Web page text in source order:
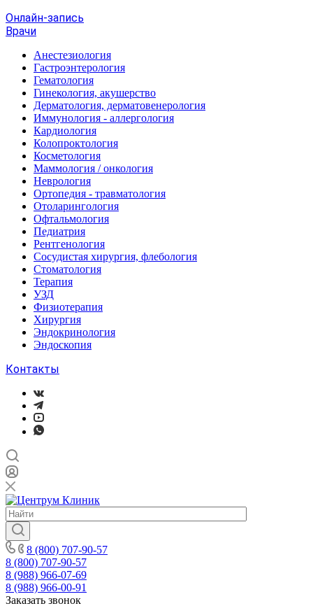
Онлайн-запись
Врачи
Анестезиология
Гастроэнтерология
Гематология
Гинекология, акушерство
Дерматология, дерматовенерология
Иммунология - аллергология
Кардиология
Колопроктология
Косметология
Маммология / онкология
Неврология
Ортопедия - травматология
Отоларингология
Офтальмология
Педиатрия
Рентгенология
Сосудистая хирургия, флебология
Стоматология
Терапия
УЗД
Физиотерапия
Хирургия
Эндокринология
Эндоскопия
Контакты
8 (800) 707-90-57
8 (800) 707-90-57
8 (988) 966-07-69
8 (988) 966-00-91
Заказать звонок